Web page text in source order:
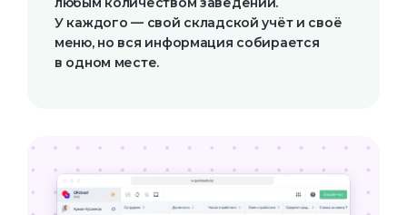
У каждого — свой складской учёт и своё
меню, но вся информация собирается
в одном месте.